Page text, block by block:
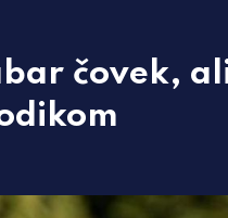
čovek,